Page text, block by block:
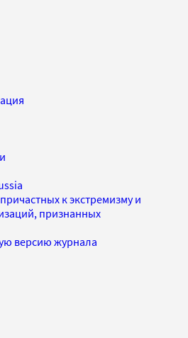
к экстремизму и
признанных
версию журнала